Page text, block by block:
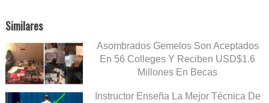
Similares
Asombrados Gemelos Son Aceptados
En 56 Colleges Y Reciben USD$1.6
Millones En Becas
Instructor Enseña La Mejor Técnica De